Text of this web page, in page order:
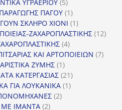
ΥΓΡΑΕΡΙΟΥ 5
προϊόντα
ΠΑΓΟΥ 11
προϊόν
ΣΚΛΗΡΟ ΧΙΟΝΙ 11
προϊόν
ΖΑΧΑΡΟΠΛΑΣΤΙΚΗΣ 1212
44
προϊόντα
ΚΑΙ ΑΡΤΟΠΟΙΕΙΩΝ 77
ΖΥΜΗΣ 11
προϊόν
ΚΑΤΕΡΓΑΣΙΑΣ 2121
προϊόντα
ΓΙΑ ΛΟΥΚΑΝΙΚΑ 11
22
ΜΕ ΙΜΑΝΤΑ 22